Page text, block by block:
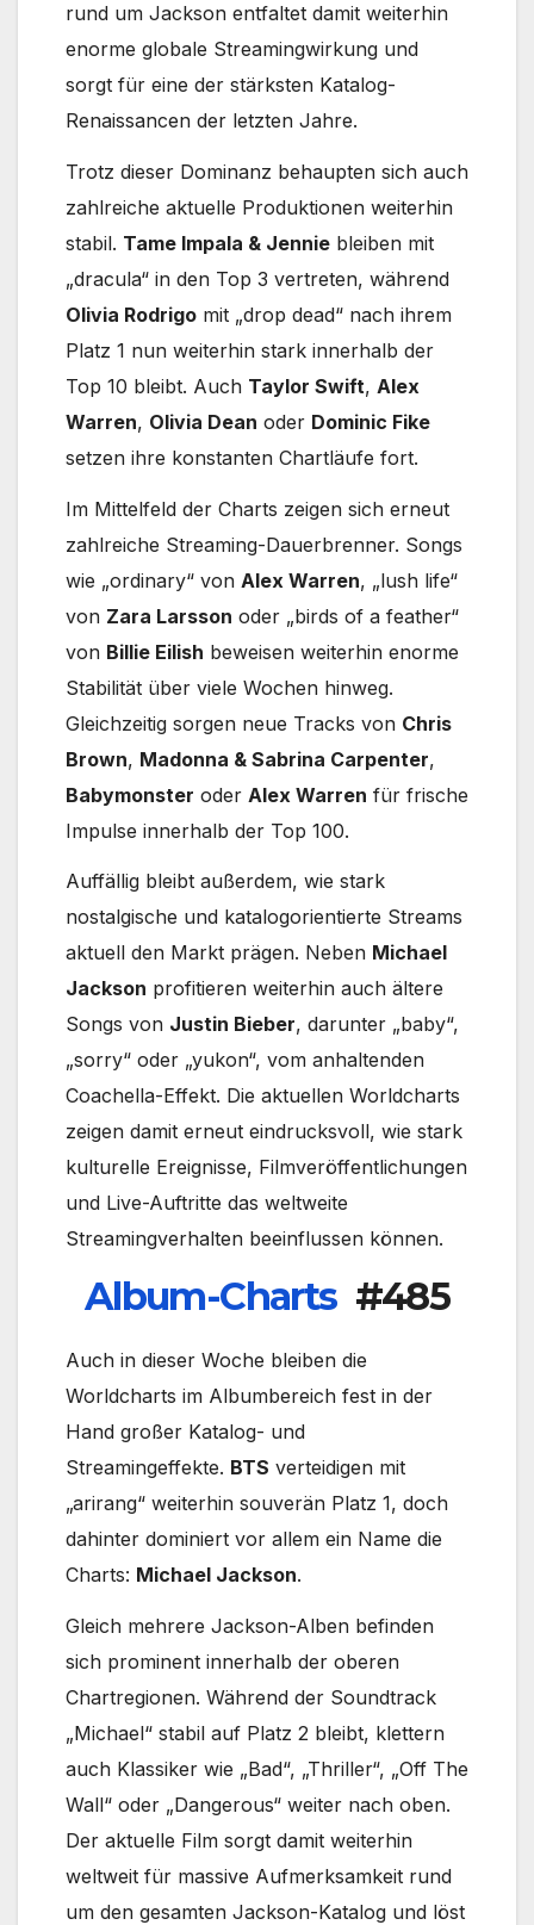
rund um Jackson entfaltet damit weiterhin
enorme globale Streamingwirkung und
sorgt für eine der stärksten Katalog-
Renaissancen der letzten Jahre.
Trotz dieser Dominanz behaupten sich auch
zahlreiche aktuelle Produktionen weiterhin
stabil. Tame Impala & Jennie bleiben mit
„dracula“ in den Top 3 vertreten, während
Olivia Rodrigo mit „drop dead“ nach ihrem
Platz 1 nun weiterhin stark innerhalb der
Top 10 bleibt. Auch Taylor Swift, Alex
Warren, Olivia Dean oder Dominic Fike
setzen ihre konstanten Chartläufe fort.
Im Mittelfeld der Charts zeigen sich erneut
zahlreiche Streaming-Dauerbrenner. Songs
wie „ordinary“ von Alex Warren, „lush life“
von Zara Larsson oder „birds of a feather“
von Billie Eilish beweisen weiterhin enorme
Stabilität über viele Wochen hinweg.
Gleichzeitig sorgen neue Tracks von Chris
Brown, Madonna & Sabrina Carpenter,
Babymonster oder Alex Warren für frische
Impulse innerhalb der Top 100.
Auffällig bleibt außerdem, wie stark
nostalgische und katalogorientierte Streams
aktuell den Markt prägen. Neben Michael
Jackson profitieren weiterhin auch ältere
Songs von Justin Bieber, darunter „baby“,
„sorry“ oder „yukon“, vom anhaltenden
Coachella-Effekt. Die aktuellen Worldcharts
zeigen damit erneut eindrucksvoll, wie stark
kulturelle Ereignisse, Filmveröffentlichungen
und Live-Auftritte das weltweite
Streamingverhalten beeinflussen können.
Album-Charts#485
Auch in dieser Woche bleiben die
Worldcharts im Albumbereich fest in der
Hand großer Katalog- und
Streamingeffekte. BTS verteidigen mit
„arirang“ weiterhin souverän Platz 1, doch
dahinter dominiert vor allem ein Name die
Charts: Michael Jackson.
Gleich mehrere Jackson-Alben befinden
sich prominent innerhalb der oberen
Chartregionen. Während der Soundtrack
„Michael“ stabil auf Platz 2 bleibt, klettern
auch Klassiker wie „Bad“, „Thriller“, „Off The
Wall“ oder „Dangerous“ weiter nach oben.
Der aktuelle Film sorgt damit weiterhin
weltweit für massive Aufmerksamkeit rund
um den gesamten Jackson-Katalog und löst